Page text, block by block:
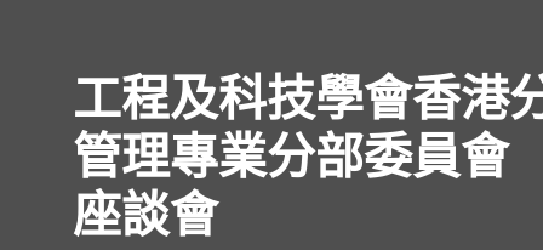
工程及科技學會香港
管理專業分部委員會
座談會